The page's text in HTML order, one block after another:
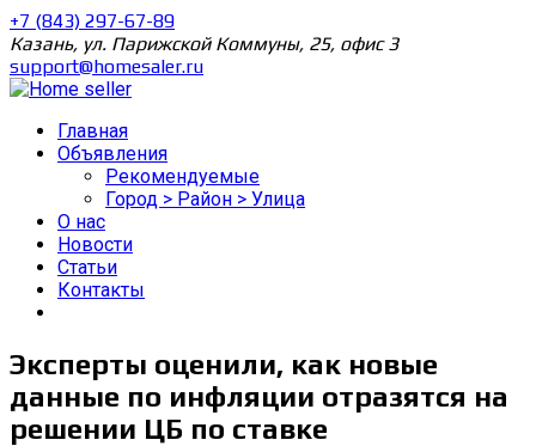
+7 (843) 297-67-89
Казань, ул. Парижской Коммуны, 25, офис 3
support@homesaler.ru
Главная
Объявления
Рекомендуемые
Город > Район > Улица
О нас
Новости
Статьи
Контакты
Эксперты оценили, как новые
данные по инфляции отразятся на
решении ЦБ по ставке